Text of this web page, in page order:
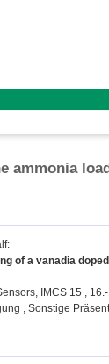
ammonia
:
of a vanadia
IMCS 15 ,
, Sonstige